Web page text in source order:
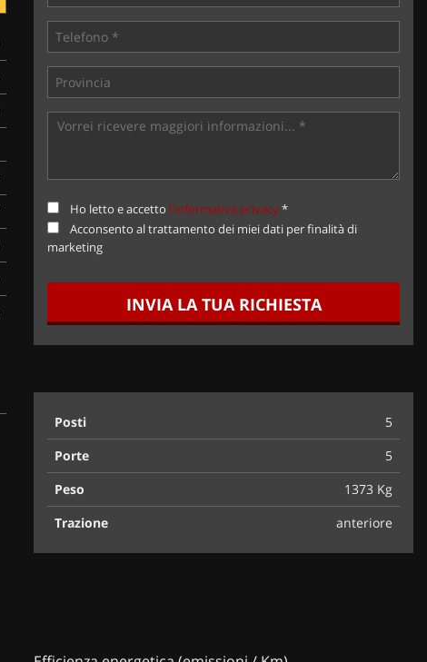
Ho letto e accetto l'informativa privacy*
Acconsento al trattamento dei miei dati per finalità di
marketing
INVIA LA TUA RICHIESTA
Posti
5
Porte
5
Peso
1373 Kg
Trazione
anteriore